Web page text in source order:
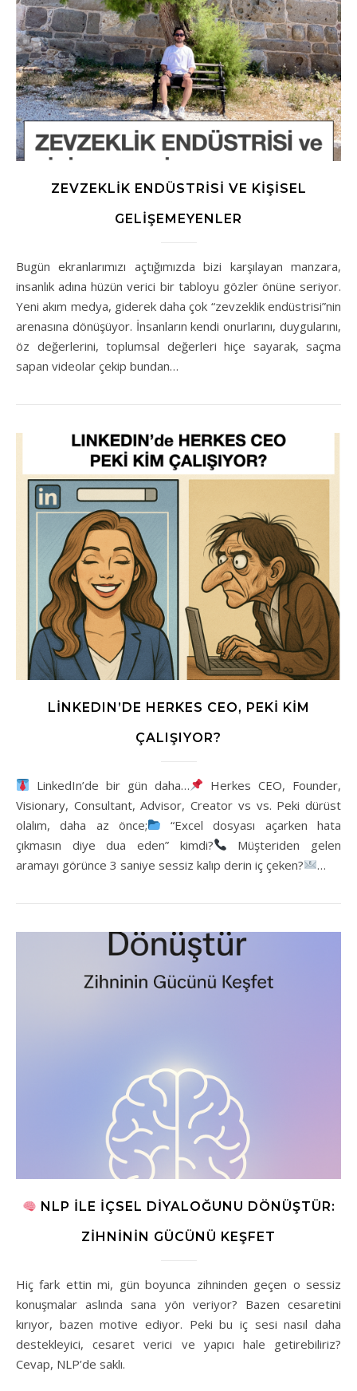
ZEVZEKLIK ENDÜSTRISI VE KIŞISEL
GELIŞEMEYENLER
Bugün ekranlarımızı açtığımızda bizi karşılayan manzara,
insanlık adına hüzün verici bir tabloyu gözler önüne seriyor.
Yeni akım medya, giderek daha çok “zevzeklik endüstrisi”nin
arenasına dönüşüyor. İnsanların kendi onurlarını, duygularını,
öz değerlerini, toplumsal değerleri hiçe sayarak, saçma
sapan videolar çekip bundan…
LINKEDIN’DE HERKES CEO, PEKI KIM
ÇALIŞIYOR?
LinkedIn’de bir gün daha…
Herkes CEO, Founder,
Visionary, Consultant, Advisor, Creator vs vs. Peki dürüst
olalım, daha az önce;
“Excel dosyası açarken hata
çıkmasın diye dua eden” kimdi?
Müşteriden gelen
aramayı görünce 3 saniye sessiz kalıp derin iç çeken?
…
NLP ILE İÇSEL DIYALOĞUNU DÖNÜŞTÜR:
ZIHNININ GÜCÜNÜ KEŞFET
Hiç fark ettin mi, gün boyunca zihninden geçen o sessiz
konuşmalar aslında sana yön veriyor? Bazen cesaretini
kırıyor, bazen motive ediyor. Peki bu iç sesi nasıl daha
destekleyici, cesaret verici ve yapıcı hale getirebiliriz?
Cevap, NLP’de saklı.